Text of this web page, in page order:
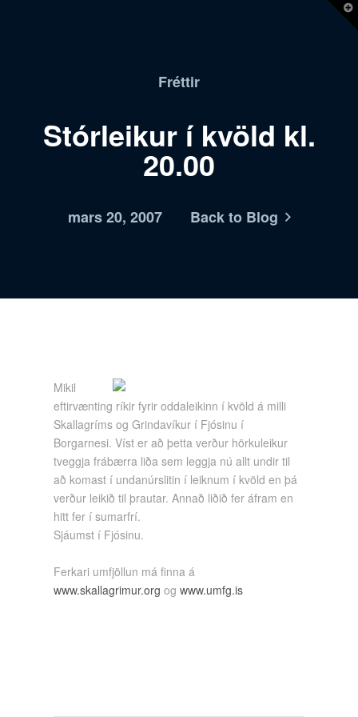
Fréttir
Stórleikur í kvöld kl.
20.00
mars 20, 2007 Back to Blog
Mikil
eftirvænting ríkir fyrir oddaleikinn í kvöld á milli
Skallagríms og Grindavíkur í Fjósinu í
Borgarnesi. Víst er að þetta verður hörkuleikur
tveggja frábærra liða sem leggja nú allt undir til
að komast í undanúrslitin í leiknum í kvöld en þá
verður leikið til þrautar. Annað liðið fer áfram en
hitt fer í sumarfrí.
Sjáumst í Fjósinu.
Ferkari umfjöllun má finna á
www.skallagrimur.org ogwww.umfg.is